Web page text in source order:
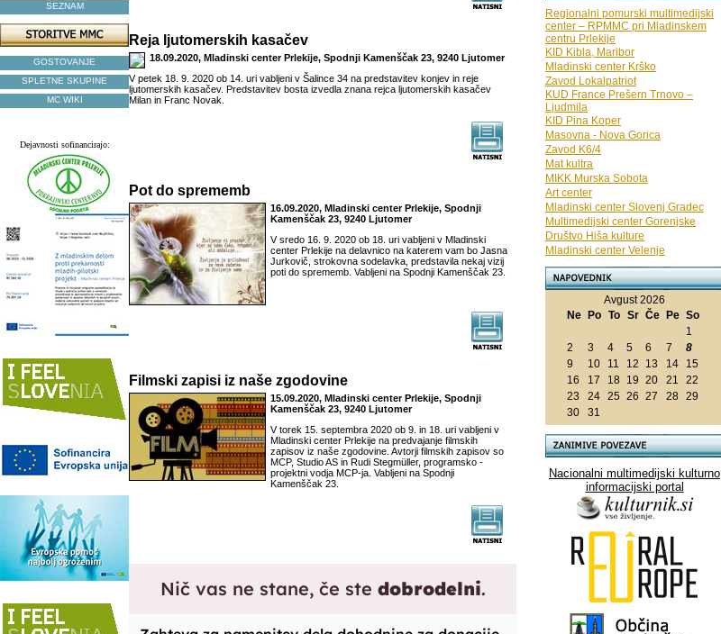
SEZNAM
GOSTOVANJE
SPLETNE SKUPINE
MC WIKI
Dejavnosti sofinancirajo:
Reja ljutomerskih kasačev
18.09.2020, Mladinski center Prlekije, Spodnji Kamenščak 23, 9240 Ljutomer
V petek 18. 9. 2020 ob 14. uri vabljeni v Šalince 34 na predstavitev konjev in reje
ljutomerskih kasačev. Predstavitev bosta izvedla znana rejca ljutomerskih kasačev
Milan in Franc Novak.
Pot do sprememb
16.09.2020, Mladinski center Prlekije, Spodnji
Kamenščak 23, 9240 Ljutomer
V sredo 16. 9. 2020 ob 18. uri vabljeni v Mladinski
center Prlekije na delavnico na katerem vam bo Jasna
Jurkovič, strokovna sodelavka, predstavila nekaj vizij
poti do sprememb. Vabljeni na Spodnji Kamenščak 23.
Filmski zapisi iz naše zgodovine
15.09.2020, Mladinski center Prlekije, Spodnji
Kamenščak 23, 9240 Ljutomer
V torek 15. septembra 2020 ob 9. in 18. uri vabljeni v
Mladinski center Prlekije na predvajanje filmskih
zapisov iz naše zgodovine. Avtorji filmskih zapisov so
MCP, Studio AS in Rudi Stegmüller, programsko -
projektni vodja MCP-ja. Vabljeni na Spodnji
Kamenščak 23.
Regionalni pomurski multimedijski
center – RPMMC pri Mladinskem
centru Prlekije
KID Kibla, Maribor
Mladinski center Krško
Zavod Lokalpatriot
KUD France Prešern Trnovo –
Ljudmila
KID Pina Koper
Masovna - Nova Gorica
Zavod K6/4
Mat kultra
MIKK Murska Sobota
Art center
Mladinski center Slovenj Gradec
Multimedijski center Gorenjske
Društvo Hiša kulture
Mladinski center Velenje
Avgust 2026
Ne
Po To Sr Če Pe So
1
2
3 4 5 6 7
8
9
10 11 12 13 14
15
16
17 18 19 20 21
22
23
24 25 26 27 28 29
30
31
Nacionalni multimedijski kulturno
informacijski portal